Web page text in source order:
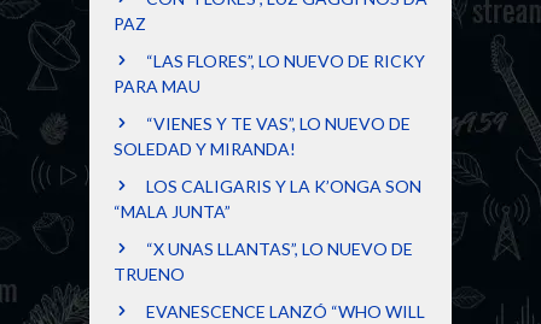
PAZ
“LAS FLORES”, LO NUEVO DE RICKY
PARA MAU
“VIENES Y TE VAS”, LO NUEVO DE
SOLEDAD Y MIRANDA!
LOS CALIGARIS Y LA K’ONGA SON
“MALA JUNTA”
“X UNAS LLANTAS”, LO NUEVO DE
TRUENO
EVANESCENCE LANZÓ “WHO WILL